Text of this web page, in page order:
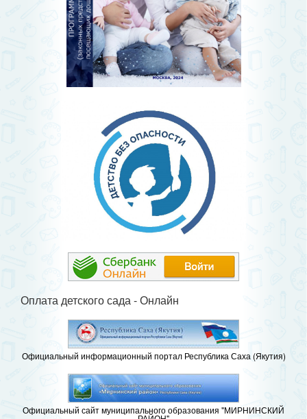
Оплата детского сада - Онлайн
Официальный информационный портал Республика Саха (Якутия)
Официальный сайт муниципального образования "МИРНИНСКИЙ